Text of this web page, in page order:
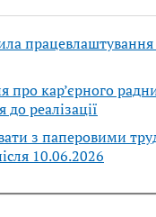
працевлаштування
про кар’єрного
реалізації
з паперовими
10.06.2026